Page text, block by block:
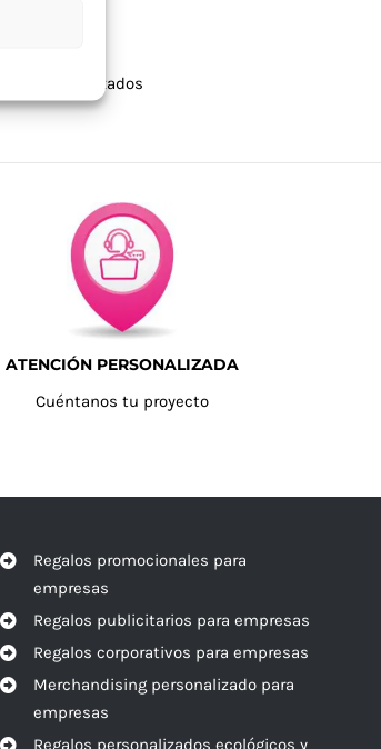
personalizados
ATENCIÓN PERSONALIZADA
Cuéntanos tu proyecto
Regalos promocionales para
empresas
Regalos publicitarios para empresas
Regalos corporativos para empresas
Merchandising personalizado para
empresas
Regalos personalizados ecológicos y